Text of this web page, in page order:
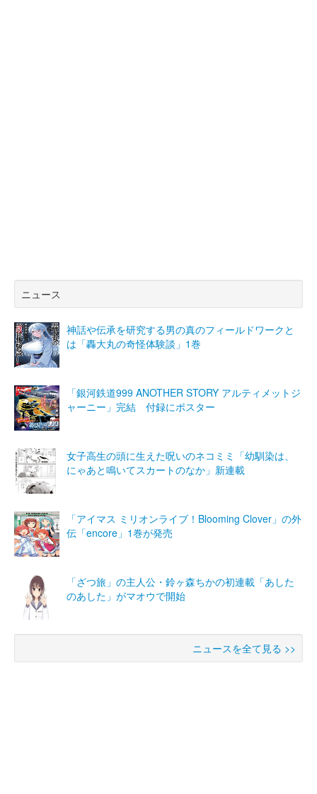
ニュース
神話や伝承を研究する男の真のフィールドワークと
は「轟大丸の奇怪体験談」1巻
「銀河鉄道999 ANOTHER STORY アルティメットジ
ャーニー」完結 付録にポスター
女子高生の頭に生えた呪いのネコミミ「幼馴染は、
にゃあと鳴いてスカートのなか」新連載
「アイマス ミリオンライブ！Blooming Clover」の外
伝「encore」1巻が発売
「ざつ旅」の主人公・鈴ヶ森ちかの初連載「あした
のあした」がマオウで開始
ニュースを全て見る >>